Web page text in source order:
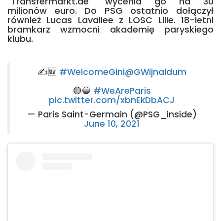
milionów euro. Do PSG ostatnio dołączył
również Lucas Lavallee z LOSC Lille. 18-letni
bramkarz wzmocni akademię paryskiego
klubu.
✍️🆕 #WelcomeGini@GWijnaldum
🔴🔵 #WeAreParis
pic.twitter.com/xbnEkDbACJ
— Paris Saint-Germain (@PSG_inside)
June 10, 2021